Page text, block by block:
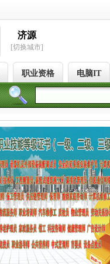
济源
[切换城市]
职业资格 电脑IT